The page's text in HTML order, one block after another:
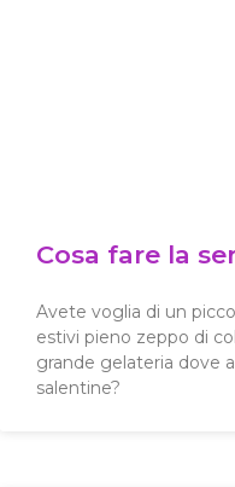
Cosa fare la
Avete voglia di un
estivi pieno zeppo di
grande gelateria dove
salentine?